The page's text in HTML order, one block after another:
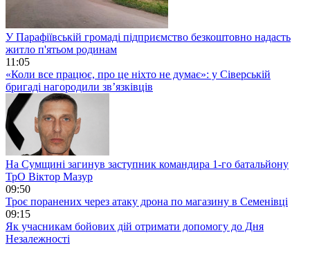
У Парафіївській громаді підприємство безкоштовно надасть
житло п'ятьом родинам
11:05
«Коли все працює, про це ніхто не думає»: у Сіверській
бригаді нагородили зв’язківців
На Сумщині загинув заступник командира 1-го батальйону
ТрО Віктор Мазур
09:50
Троє поранених через атаку дрона по магазину в Семенівці
09:15
Як учасникам бойових дій отримати допомогу до Дня
Незалежності